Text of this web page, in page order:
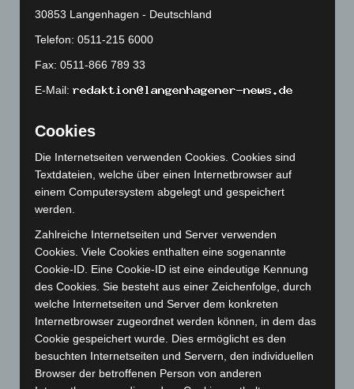
September 2023(133)
August 2023(134)
Juli 2023(118)
Juni 2023(142)
April 2023 (155)
März 2023(174)
Februar 2023(154)
Januar 2023
Dezember 2022(130)
November 2022 (167)
Oktober 2022 (166)
September 2022(205)
August 2022
(166)
Juli 2022(133)
Juni 2022(167)
30853 Langenhagen - Deutschland
Telefon: 0511-215 6000
Fax: 0511-866 789 33
E-Mail:
Cookies
Die Internetseiten verwenden Cookies. Cookies sind
Textdateien, welche über einen Internetbrowser auf
einem Computersystem abgelegt und gespeichert
werden.
Zahlreiche Internetseiten und Server verwenden
Cookies. Viele Cookies enthalten eine sogenannte
Cookie-ID. Eine Cookie-ID ist eine eindeutige Kennung
des Cookies. Sie besteht aus einer Zeichenfolge, durch
welche Internetseiten und Server dem konkreten
Internetbrowser zugeordnet werden können, in dem das
Cookie gespeichert wurde. Dies ermöglicht es den
besuchten Internetseiten und Servern, den individuellen
Browser der betroffenen Person von anderen